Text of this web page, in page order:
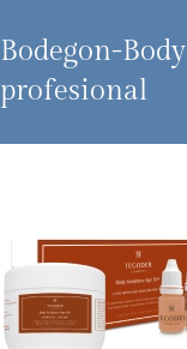
Bodegon-
profesional